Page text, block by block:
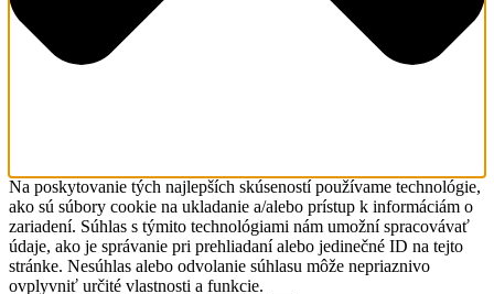
Na poskytovanie tých najlepších skúseností používame technológie,
ako sú súbory cookie na ukladanie a/alebo prístup k informáciám o
zariadení. Súhlas s týmito technológiami nám umožní spracovávať
údaje, ako je správanie pri prehliadaní alebo jedinečné ID na tejto
stránke. Nesúhlas alebo odvolanie súhlasu môže nepriaznivo
ovplyvniť určité vlastnosti a funkcie.